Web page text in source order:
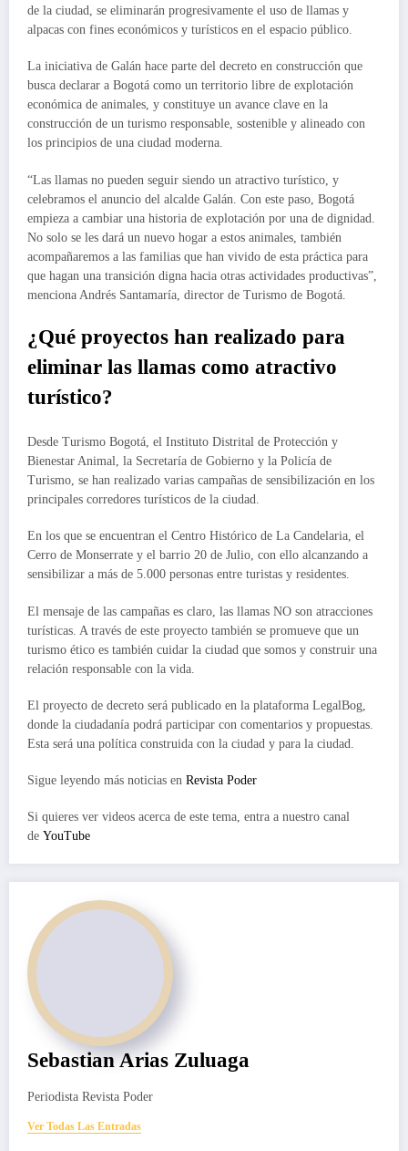
de la ciudad, se eliminarán progresivamente el uso de llamas y
alpacas con fines económicos y turísticos en el espacio público.
La iniciativa de Galán hace parte del decreto en construcción que
busca declarar a Bogotá como un territorio libre de explotación
económica de animales, y constituye un avance clave en la
construcción de un turismo responsable, sostenible y alineado con
los principios de una ciudad moderna.
“Las llamas no pueden seguir siendo un atractivo turístico, y
celebramos el anuncio del alcalde Galán. Con este paso, Bogotá
empieza a cambiar una historia de explotación por una de dignidad.
No solo se les dará un nuevo hogar a estos animales, también
acompañaremos a las familias que han vivido de esta práctica para
que hagan una transición digna hacia otras actividades productivas”,
menciona Andrés Santamaría, director de Turismo de Bogotá.
¿Qué proyectos han realizado para
eliminar las llamas como atractivo
turístico?
Desde Turismo Bogotá, el Instituto Distrital de Protección y
Bienestar Animal, la Secretaría de Gobierno y la Policía de
Turismo, se han realizado varias campañas de sensibilización en los
principales corredores turísticos de la ciudad.
En los que se encuentran el Centro Histórico de La Candelaria, el
Cerro de Monserrate y el barrio 20 de Julio, con ello alcanzando a
sensibilizar a más de 5.000 personas entre turistas y residentes.
El mensaje de las campañas es claro, las llamas NO son atracciones
turísticas. A través de este proyecto también se promueve que un
turismo ético es también cuidar la ciudad que somos y construir una
relación responsable con la vida.
El proyecto de decreto será publicado en la plataforma LegalBog,
donde la ciudadanía podrá participar con comentarios y propuestas.
Esta será una política construida con la ciudad y para la ciudad.
Sigue leyendo más noticias en Revista Poder
Si quieres ver videos acerca de este tema, entra a nuestro canal
de YouTube
Sebastian Arias Zuluaga
Periodista Revista Poder
Ver Todas Las Entradas